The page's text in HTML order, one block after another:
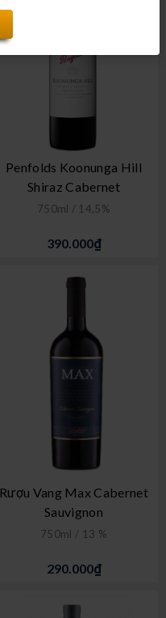
Penfolds Koonunga Hill
Shiraz Cabernet
750ml / 14,5%
390.000₫
Rượu Vang Max Cabernet
Sauvignon
750ml / 13 %
290.000₫